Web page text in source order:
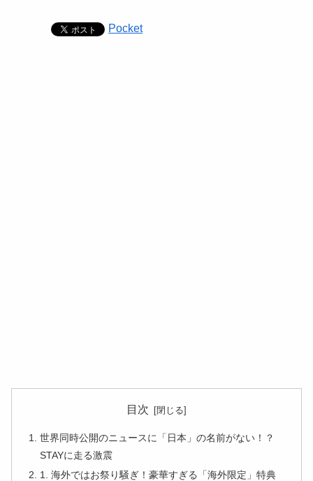
Pocket
目次
世界同時公開のニュースに「日本」の名前がない！？
STAYに走る激震
1. 海外ではお祭り騒ぎ！豪華すぎる「海外限定」特典